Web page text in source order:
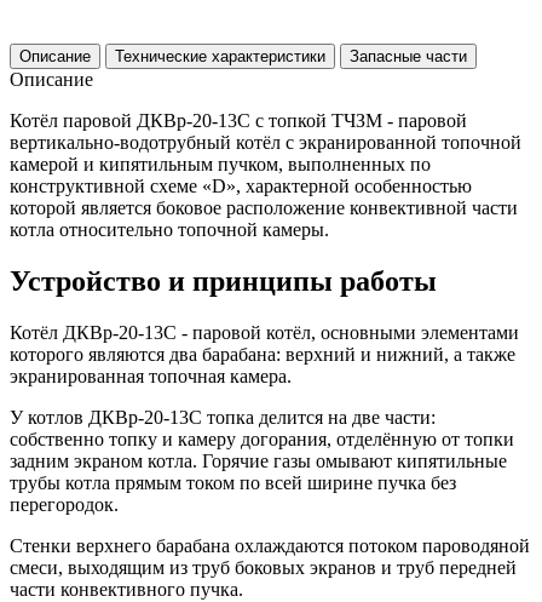
Описание Технические характеристики Запасные части
Описание
Котёл паровой ДКВр-20-13С с топкой ТЧЗМ - паровой
вертикально-водотрубный котёл с экранированной топочной
камерой и кипятильным пучком, выполненных по
конструктивной схеме «D», характерной особенностью
которой является боковое расположение конвективной части
котла относительно топочной камеры.
Устройство и принципы работы
Котёл ДКВр-20-13С - паровой котёл, основными элементами
которого являются два барабана: верхний и нижний, а также
экранированная топочная камера.
У котлов ДКВр-20-13С топка делится на две части:
собственно топку и камеру догорания, отделённую от топки
задним экраном котла. Горячие газы омывают кипятильные
трубы котла прямым током по всей ширине пучка без
перегородок.
Стенки верхнего барабана охлаждаются потоком пароводяной
смеси, выходящим из труб боковых экранов и труб передней
части конвективного пучка.